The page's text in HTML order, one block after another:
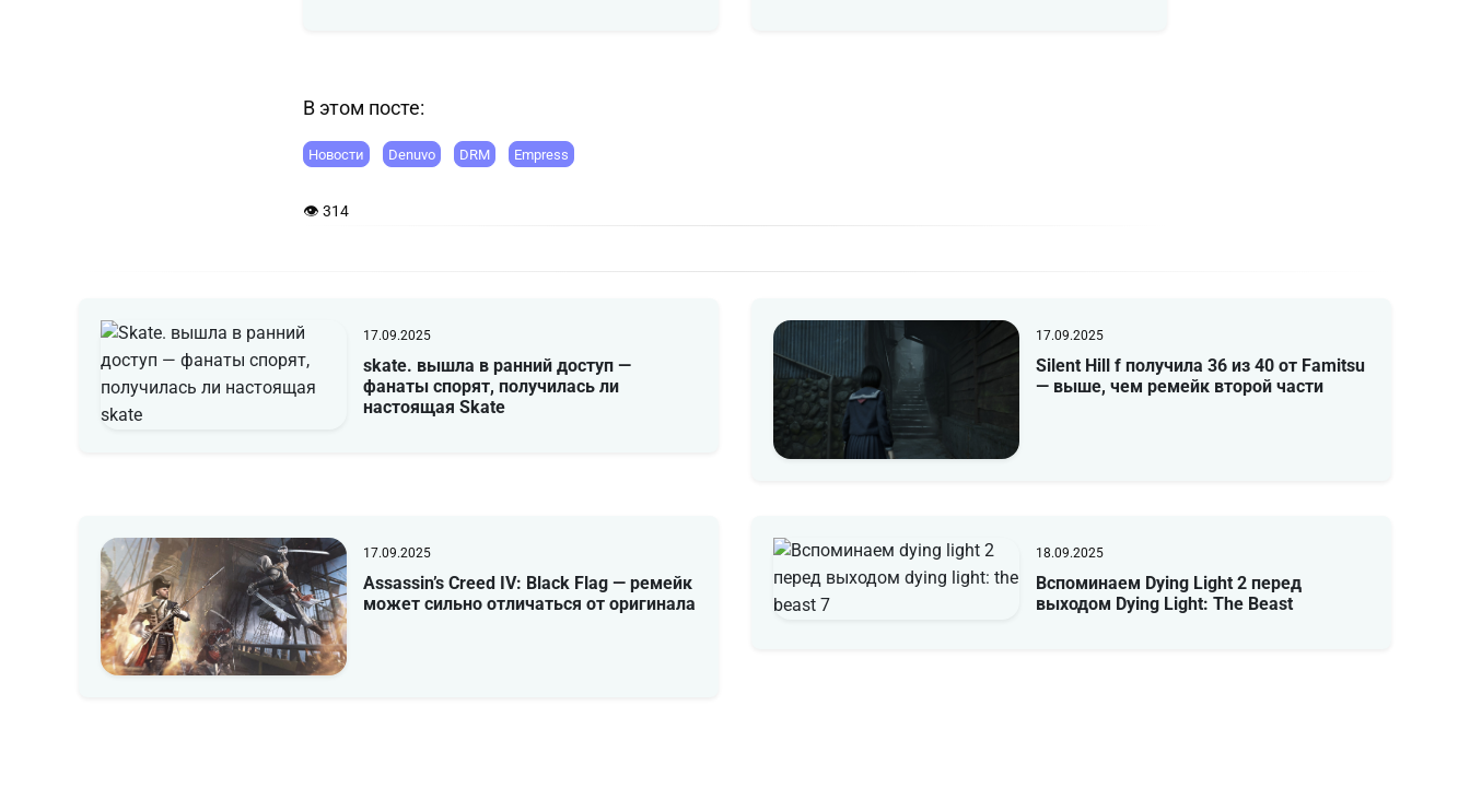
В этом посте:
Новости Denuvo DRM Empress
👁 314
17.09.2025
skate. вышла в ранний доступ —
фанаты спорят, получилась ли
настоящая Skate
17.09.2025
Silent Hill f получила 36 из 40 от Famitsu
— выше, чем ремейк второй части
17.09.2025
Assassin’s Creed IV: Black Flag — ремейк
может сильно отличаться от оригинала
18.09.2025
Вспоминаем Dying Light 2 перед
выходом Dying Light: The Beast